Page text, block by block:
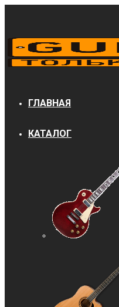
ГЛАВНАЯ
КАТАЛОГ